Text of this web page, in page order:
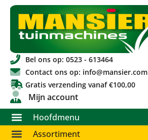
Bel ons op: 0523 - 613464
Contact ons op: info@mansier.com
Gratis verzending vanaf €100,00
Mijn account
Hoofdmenu
Assortiment